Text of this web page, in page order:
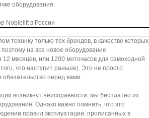
оборудования.
Noblelift в России
технику только тех брендов, в качестве которых
на все новое оборудование
12 месяцев, или 1200 моточасов для самоходной
что наступит раньше). Это не просто
перед вами.
возникнут неисправности, мы бесплатно их
Однако важно помнить, что это
правил эксплуатации, прописанных в